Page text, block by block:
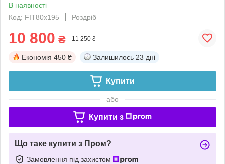
В наявності
Код: FIT80х195
Роздріб
10 800 ₴ 11 250 ₴
Економія 450 ₴ Залишилось 23 дні
Купити
або
Купити з
Що таке купити з Пром?
Замовлення під захистом